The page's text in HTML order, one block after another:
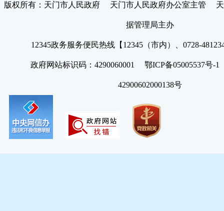
版权所有：天门市人民政府 天门市人民政府办公室主管 天
据管理局主办
12345政务服务便民热线【12345（市内）、0728-
政府网站标识码：4290060001 鄂ICP备05005537号
42900602000138号